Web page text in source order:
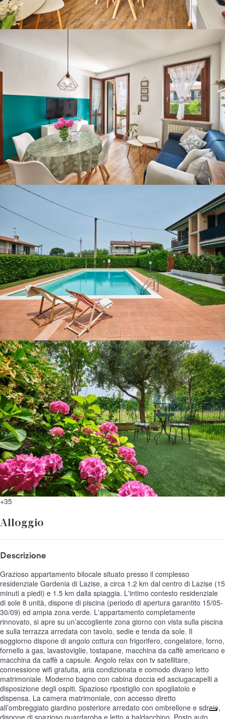
+35
Alloggio
Descrizione
Grazioso appartamento bilocale situato presso il complesso
residenziale Gardenia di Lazise, a circa 1.2 km dal centro di Lazise (15
minuti a piedi) e 1.5 km dalla spiaggia. L'intimo contesto residenziale
di sole 8 unità, dispone di piscina (periodo di apertura garantito 15/05-
30/09) ed ampia zona verde. L'appartamento completamente
rinnovato, si apre su un’accogliente zona giorno con vista sulla piscina
e sulla terrazza arredata con tavolo, sedie e tenda da sole. Il
soggiorno dispone di angolo cottura con frigorifero, congelatore, forno,
fornello a gas, lavastoviglie, tostapane, macchina da caffè americano e
macchina da caffè a capsule. Angolo relax con tv satellitare,
connessione wifi gratuita, aria condizionata e comodo divano letto
matrimoniale. Moderno bagno con cabina doccia ed asciugacapelli a
disposizione degli ospiti. Spazioso ripostiglio con spogliatoio e
dispensa. La camera matrimoniale, con accesso diretto
all’ombreggiato giardino posteriore arredato con ombrellone e sdraio,